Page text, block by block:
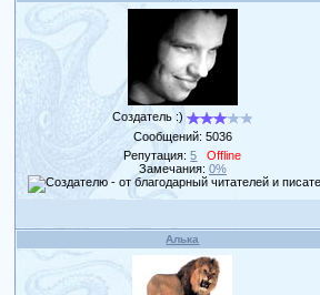
Создатель :)
Сообщений: 5036
Репутация:5
Offline
Замечания: 0%
Алька